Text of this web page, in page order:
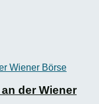
der Wiener